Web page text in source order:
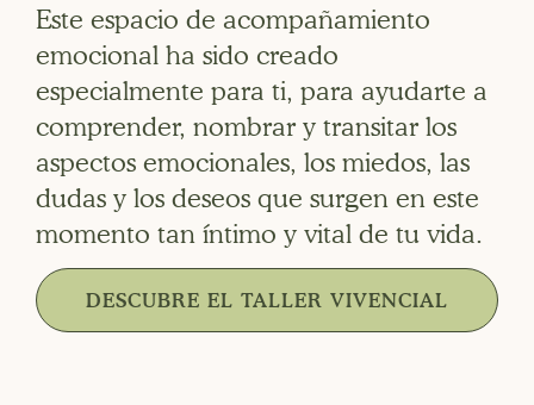
Este espacio de acompañamiento
emocional ha sido creado
especialmente para ti, para ayudarte a
comprender, nombrar y transitar los
aspectos emocionales, los miedos, las
dudas y los deseos que surgen en este
momento tan íntimo y vital de tu vida.
DESCUBRE EL TALLER VIVENCIAL